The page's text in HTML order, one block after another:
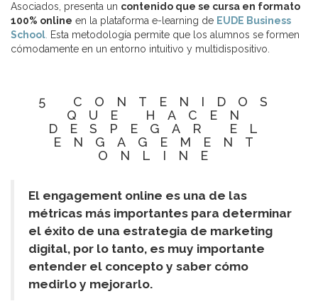
Asociados, presenta un contenido que se cursa en formato
100% online en la plataforma e-learning de EUDE Business
School. Esta metodología permite que los alumnos se formen
cómodamente en un entorno intuitivo y multidispositivo.
5 CONTENIDOS
QUE HACEN
DESPEGAR EL
ENGAGEMENT
ONLINE
El engagement online es una de las
métricas más importantes para determinar
el éxito de una estrategia de marketing
digital, por lo tanto, es muy importante
entender el concepto y saber cómo
medirlo y mejorarlo.